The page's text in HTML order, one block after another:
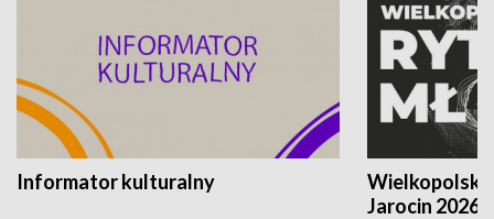
Informator kulturalny
Jarocin 2026